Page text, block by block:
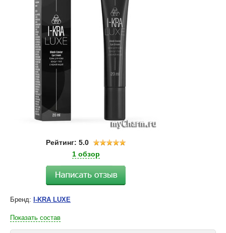
Рейтинг: 5.0
1 обзор
Бренд: I-KRA LUXE
Показать состав